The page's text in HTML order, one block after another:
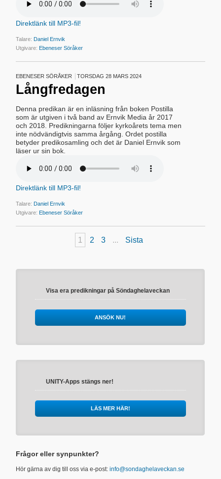
Direktlänk till MP3-fil!
Talare:Daniel Ernvik
Utgivare:Ebeneser Söråker
EBENESER SÖRÅKER TORSDAG 28 MARS 2024
Långfredagen
Denna predikan är en inläsning från boken Postilla
som är utgiven i två band av Ernvik Media år 2017
och 2018. Predikningarna följer kyrkoårets tema men
inte nödvändigtvis samma årgång. Ordet postilla
betyder predikosamling och det är Daniel Ernvik som
läser ur sin bok.
Direktlänk till MP3-fil!
Talare:Daniel Ernvik
Utgivare:Ebeneser Söråker
1 2 3 ... Sista
Visa era predikningar på Söndaghelaveckan
ANSÖK NU!
UNITY-Apps stängs ner!
LÄS MER HÄR!
Frågor eller synpunkter?
Hör gärna av dig till oss via e-post:info@sondaghelaveckan.se